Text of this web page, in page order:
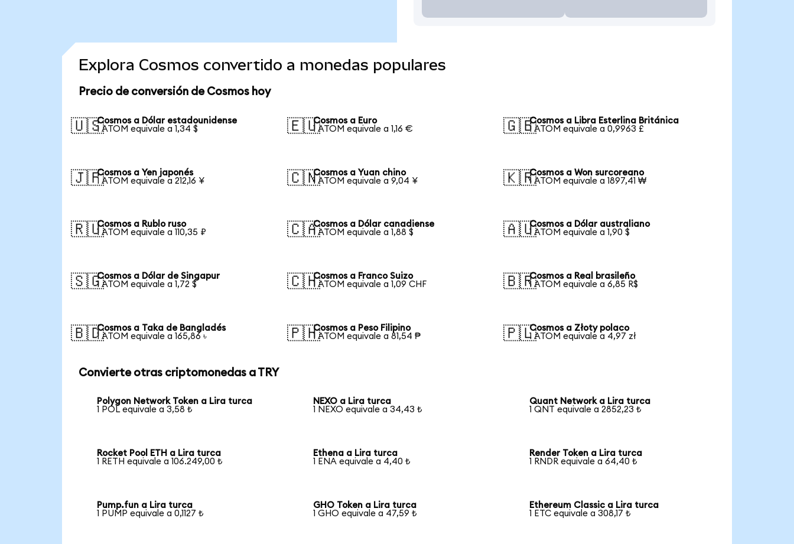
Explora Cosmos convertido a monedas populares
Precio de conversión de Cosmos hoy
🇺🇸Cosmos a Dólar estadounidense
1 ATOM equivale a 1,34 $
🇪🇺Cosmos a Euro
1 ATOM equivale a 1,16 €
🇬🇧Cosmos a Libra Esterlina Británica
1 ATOM equivale a 0,9963 £
🇯🇵Cosmos a Yen japonés
1 ATOM equivale a 212,16 ¥
🇨🇳Cosmos a Yuan chino
1 ATOM equivale a 9,04 ¥
🇰🇷Cosmos a Won surcoreano
1 ATOM equivale a 1897,41 ₩
🇷🇺Cosmos a Rublo ruso
1 ATOM equivale a 110,35 ₽
🇨🇦Cosmos a Dólar canadiense
1 ATOM equivale a 1,88 $
🇦🇺Cosmos a Dólar australiano
1 ATOM equivale a 1,90 $
🇸🇬Cosmos a Dólar de Singapur
1 ATOM equivale a 1,72 $
🇨🇭Cosmos a Franco Suizo
1 ATOM equivale a 1,09 CHF
🇧🇷Cosmos a Real brasileño
1 ATOM equivale a 6,85 R$
🇧🇩Cosmos a Taka de Bangladés
1 ATOM equivale a 165,86 ৳
🇵🇭Cosmos a Peso Filipino
1 ATOM equivale a 81,54 ₱
🇵🇱Cosmos a Złoty polaco
1 ATOM equivale a 4,97 zł
Convierte otras criptomonedas a TRY
Polygon Network Token a Lira turca
1 POL equivale a 3,58 ₺
NEXO a Lira turca
1 NEXO equivale a 34,43 ₺
Quant Network a Lira turca
1 QNT equivale a 2852,23 ₺
Rocket Pool ETH a Lira turca
1 RETH equivale a 106.249,00 ₺
Ethena a Lira turca
1 ENA equivale a 4,40 ₺
Render Token a Lira turca
1 RNDR equivale a 64,40 ₺
Pump.fun a Lira turca
1 PUMP equivale a 0,1127 ₺
GHO Token a Lira turca
1 GHO equivale a 47,59 ₺
Ethereum Classic a Lira turca
1 ETC equivale a 308,17 ₺